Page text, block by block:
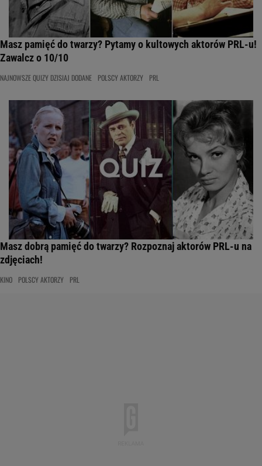
Masz pamięć do twarzy? Pytamy o kultowych aktorów PRL-u!
Zawalcz o 10/10
NAJNOWSZE QUIZY DZISIAJ DODANE POLSCY AKTORZY PRL
Masz dobrą pamięć do twarzy? Rozpoznaj aktorów PRL-u na
zdjęciach!
KINO POLSCY AKTORZY PRL